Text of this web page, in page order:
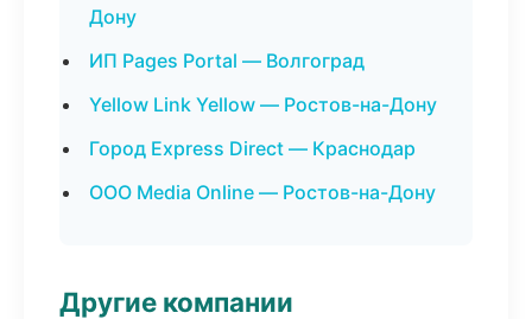
Дону
ИП Pages Portal — Волгоград
Yellow Link Yellow — Ростов-на-Дону
Город Express Direct — Краснодар
ООО Media Online — Ростов-на-Дону
Другие компании